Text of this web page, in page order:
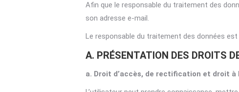
Afin que le responsable du traitement des
son adresse e-mail.
Le responsable du traitement des données
A. PRÉSENTATION DES DROITS
a. Droit d’accès, de rectification et droit à